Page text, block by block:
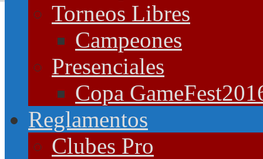
Torneos Libres
Campeones
Presenciales
Copa
Reglamentos
Clubes Pro